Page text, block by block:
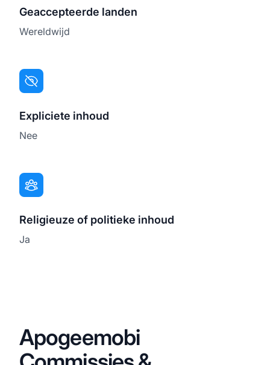
Geaccepteerde landen
Wereldwijd
Expliciete inhoud
Nee
Religieuze of politieke inhoud
Ja
Apogeemobi